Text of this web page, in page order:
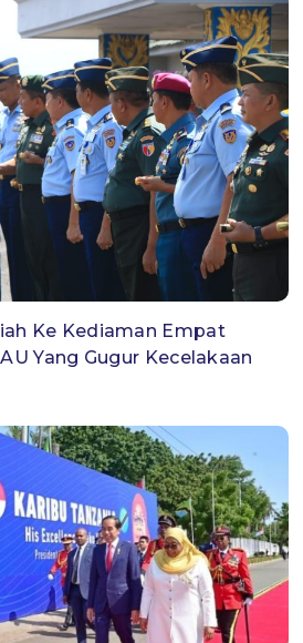
Ke Kediaman Empat
Yang Gugur Kecelakaan